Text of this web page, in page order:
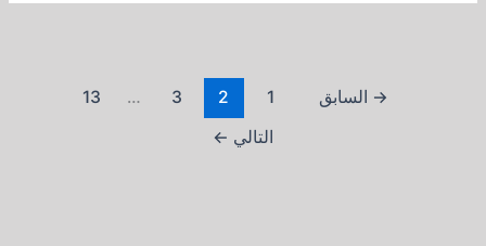
→ السابق 1
2
3
…
13
التالي ←